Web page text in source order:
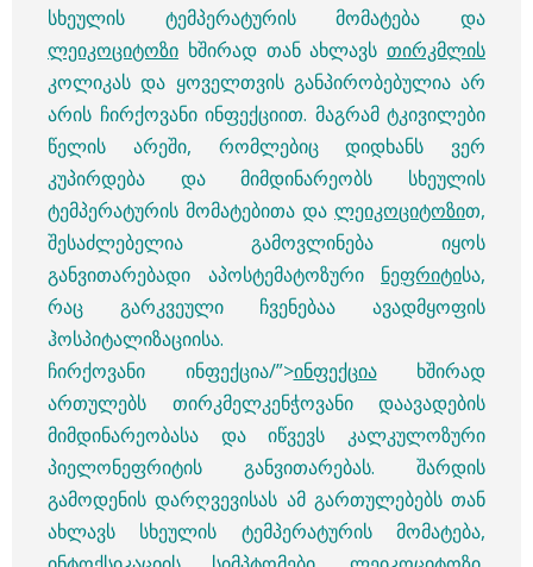
სხეულის ტემპერატურის მომატება და
ლეიკოციტოზი ხშირად თან ახლავს თირკმლის
კოლიკას და ყოველთვის განპირობებულია არ
არის ჩირქოვანი ინფექციით. მაგრამ ტკივილები
წელის არეში, რომლებიც დიდხანს ვერ
კუპირდება და მიმდინარეობს სხეულის
ტემპერატურის მომატებითა და ლეიკოციტოზით,
შესაძლებელია გამოვლინება იყოს
განვითარებადი აპოსტემატოზური ნეფრიტისა,
რაც გარკვეული ჩვენებაა ავადმყოფის
ჰოსპიტალიზაციისა.
ჩირქოვანი ინფექცია/”>ინფექციახშირად
ართულებს თირკმელკენჭოვანი დაავადების
მიმდინარეობასა და იწვევს კალკულოზური
პიელონეფრიტის განვითარებას. შარდის
გამოდენის დარღვევისას ამ გართულებებს თან
ახლავს სხეულის ტემპერატურის მომატება,